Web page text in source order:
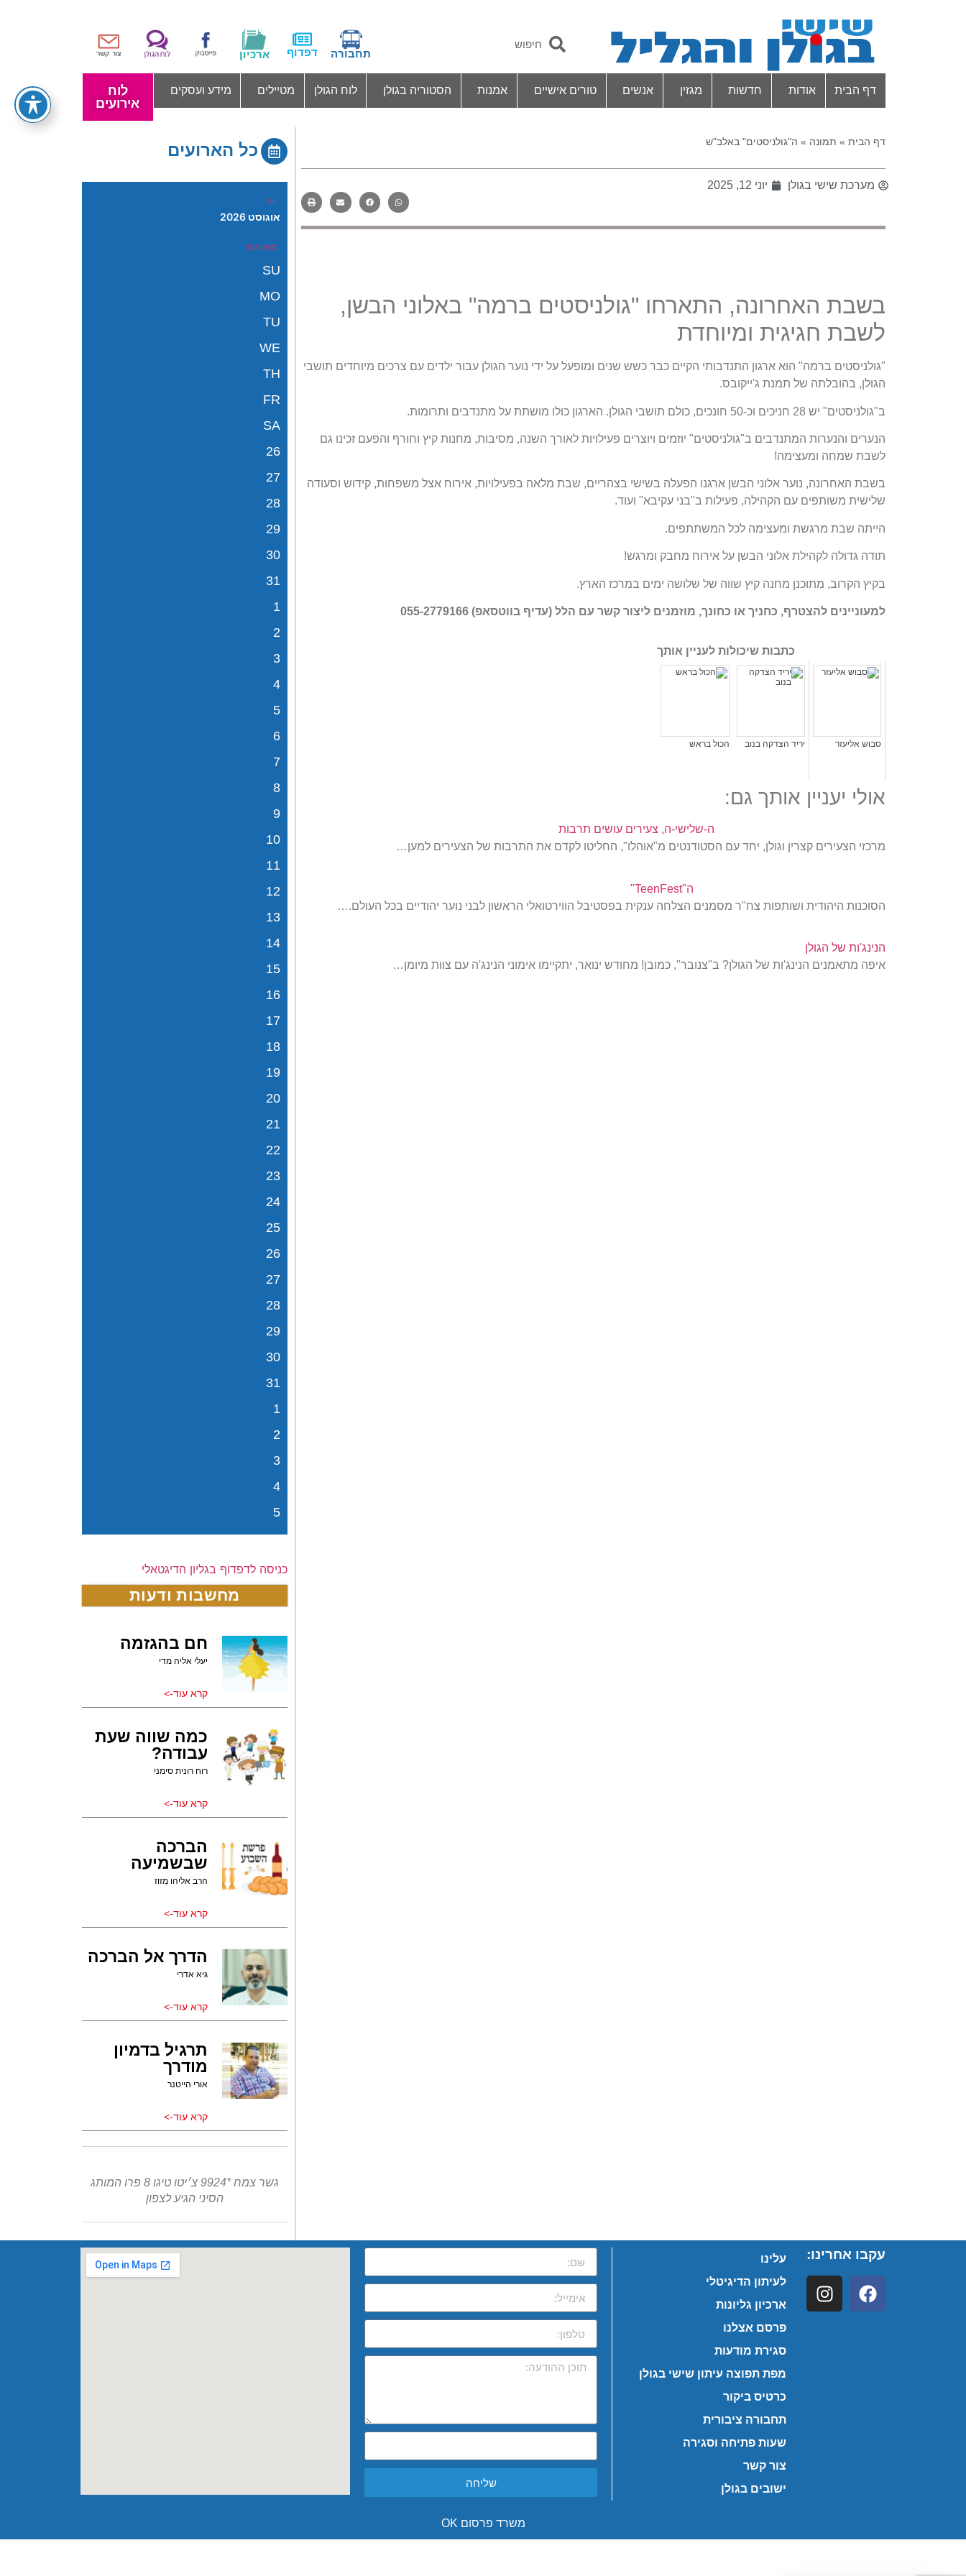
תחבורה דפדוף ארכיון
דף הבית אודות חדשות מגזין אנשים טורים אישיים אמנות הסטוריה בגולן לוח הגולן מטיילים מידע ועסקים
לוח
אירועים
דף הבית » תמונה » ה"גולניסטים" באלב"ש
מערכת שישי בגולן יוני 12, 2025
בשבת האחרונה, התארחו "גולניסטים ברמה" באלוני הבשן,
לשבת חגיגית ומיוחדת
"גולניסטים ברמה" הוא ארגון התנדבותי הקיים כבר כשש שנים ומופעל על ידי נוער הגולן עבור ילדים עם צרכים מיוחדים תושבי
הגולן, בהובלתה של תמנת ג'ייקובס.
ב"גולניסטים" יש 28 חניכים וכ-50 חונכים, כולם תושבי הגולן. הארגון כולו מושתת על מתנדבים ותרומות.
הנערים והנערות המתנדבים ב"גולניסטים" יוזמים ויוצרים פעילויות לאורך השנה, מסיבות, מחנות קיץ וחורף והפעם זכינו גם
לשבת שמחה ומעצימה!
בשבת האחרונה, נוער אלוני הבשן ארגנו הפעלה בשישי בצהריים, שבת מלאה בפעילויות, אירוח אצל משפחות, קידוש וסעודה
שלישית משותפים עם הקהילה, פעילות ב"בני עקיבא" ועוד.
הייתה שבת מרגשת ומעצימה לכל המשתתפים.
תודה גדולה לקהילת אלוני הבשן על אירוח מחבק ומרגש!
בקיץ הקרוב, מתוכנן מחנה קיץ שווה של שלושה ימים במרכז הארץ.
למעוניינים להצטרף, כחניך או כחונך, מוזמנים ליצור קשר עם הלל (עדיף בווטסאפ) 055-2779166
כתבות שיכולות לעניין אותך
סבוש אליעזר יריד הצדקה בנוב הכול בראש
אולי יעניין אותך גם:
ה-שלישי-ה, צעירים עושים תרבות
מרכזי הצעירים קצרין וגולן, יחד עם הסטודנטים מ"אוהלו", החליטו לקדם את התרבות של הצעירים למען…
ה"TeenFest"
הסוכנות היהודית ושותפות צח"ר מסמנים הצלחה ענקית בפסטיבל הווירטואלי הראשון לבני נוער יהודיים בכל העולם.…
הנינג'ות של הגולן
איפה מתאמנים הנינג'ות של הגולן? ב"צנובר", כמובן! מחודש ינואר, יתקיימו אימוני הנינג'ה עם צוות מיומן…
כל הארועים
יולי
אוגוסט 2026
ספטמבר
SU
MO
TU
WE
TH
FR
SA
26
27
28
29
30
31
1
2
3
4
5
6
7
8
9
10
11
12
13
14
15
16
17
18
19
20
21
22
23
24
25
26
27
28
29
30
31
1
2
3
4
5
כניסה לדפדוף בגליון הדיגטאלי
מחשבות ודעות
חם בהגזמה
יעלי אליה מדי
קרא עוד->
כמה שווה שעת
עבודה?
רוח רונית סימני
קרא עוד->
הברכה
שבשמיעה
הרב אליהו מזוז
קרא עוד->
הדרך אל הברכה
גיא אדרי
קרא עוד->
תרגיל בדמיון
מודרך
אורי הייטנר
קרא עוד->
גשר צמח *9924 צ׳יטו טיגו 8 פרו המותג
הסיני הגיע לצפון
עקבו אחרינו:
עלינו
לעיתון הדיגיטלי
ארכיון גליונות
פרסם אצלנו
סגירת מודעות
מפת תפוצה עיתון שישי בגולן
כרטיס ביקור
תחבורה ציבורית
שעות פתיחה וסגירה
צור קשר
ישובים בגולן
שליחה
משרד פרסום OK